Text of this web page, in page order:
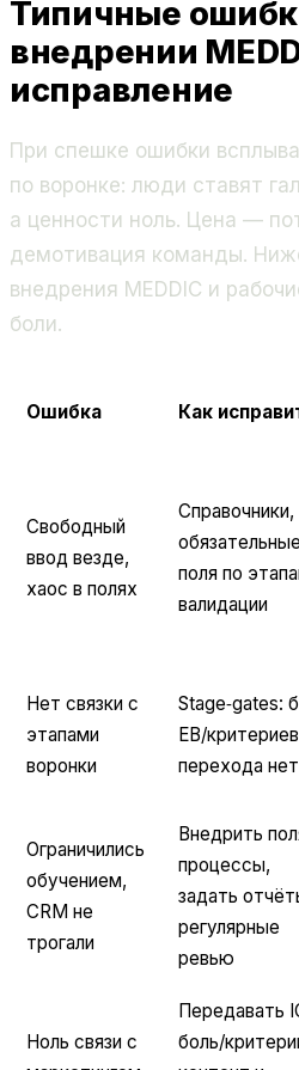
Типичные
внедрении
исправление
При спешке ошибки
по воронке: люди ставят
а ценности ноль. Цена —
демотивация команды.
внедрения MEDDIC и
боли.
Ошибка Как
Свободный
ввод везде,
хаос в полях
Справочники,
обязательные
поля по
валидации
Нет связки с
этапами
воронки
Stage‑gates:
EB/критериев
перехода нет
Ограничились
обучением,
CRM не
трогали
Внедрить
процессы,
задать
регулярные
ревью
Ноль связи с
Передавать
боль/